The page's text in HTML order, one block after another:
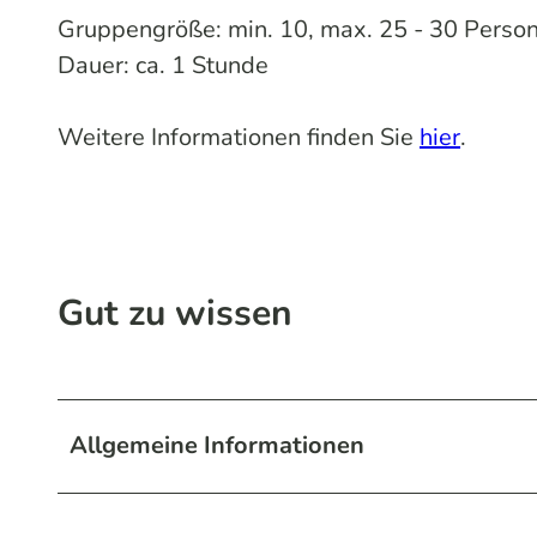
Gruppengröße: min. 10, max. 25 - 30
Dauer: ca. 1 Stunde
Weitere Informationen finden Sie hier.
Gut zu wissen
Allgemeine Informationen